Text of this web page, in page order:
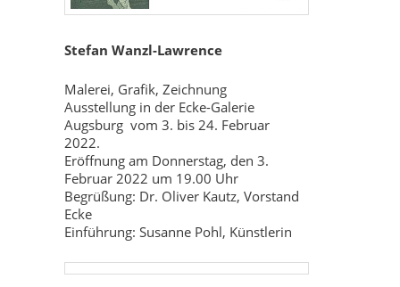
Stefan Wanzl-Lawrence
Malerei, Grafik, Zeichnung
Ausstellung in der Ecke-Galerie
Augsburg vom 3. bis 24. Februar
2022.
Eröffnung am Donnerstag, den 3.
Februar 2022 um 19.00 Uhr
Begrüßung: Dr. Oliver Kautz, Vorstand
Ecke
Einführung: Susanne Pohl, Künstlerin